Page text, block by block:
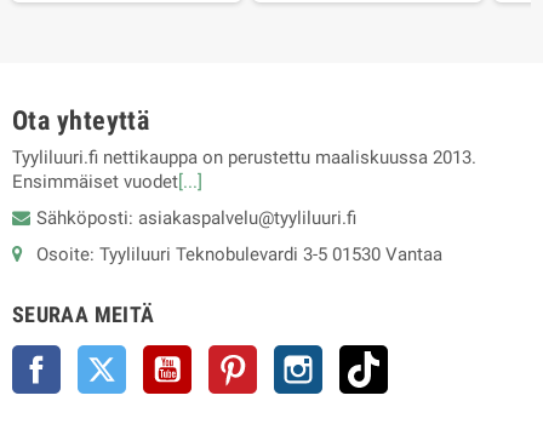
Ota yhteyttä
Tyyliluuri.fi nettikauppa on perustettu maaliskuussa 2013.
Ensimmäiset vuodet[...]
Sähköposti: asiakaspalvelu@tyyliluuri.fi
Osoite: Tyyliluuri Teknobulevardi 3-5 01530 Vantaa
SEURAA MEITÄ
Facebook Twitter YouTube Pinterest Instagram